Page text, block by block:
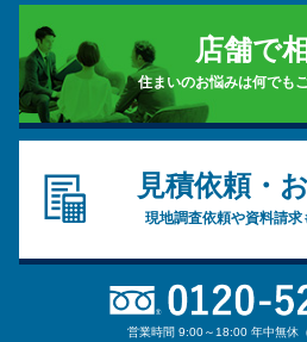
店舗で
住まいのお悩みは何でも
見積依頼・
現地調査依頼や資料請求
営業時間 9:00～18:00 年中無休